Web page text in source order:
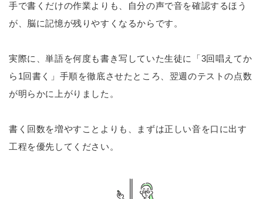
手で書くだけの作業よりも、自分の声で音を確認するほう
が、脳に記憶が残りやすくなるからです。
実際に、単語を何度も書き写していた生徒に「3回唱えてか
ら1回書く」手順を徹底させたところ、翌週のテストの点数
が明らかに上がりました。
書く回数を増やすことよりも、まずは正しい音を口に出す
工程を優先してください。